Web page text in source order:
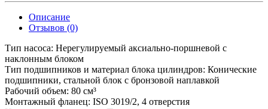
Описание
Отзывов (0)
Тип насоса: Нерегулируемый аксиально-поршневой с
наклонным блоком
Тип подшипников и материал блока цилиндров: Конические
подшипники, стальной блок с бронзовой наплавкой
Рабочий объем: 80 см³
Монтажный фланец: ISO 3019/2, 4 отверстия